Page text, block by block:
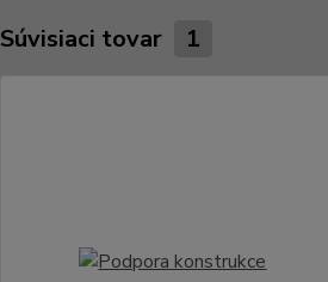
Súvisiaci tovar 1